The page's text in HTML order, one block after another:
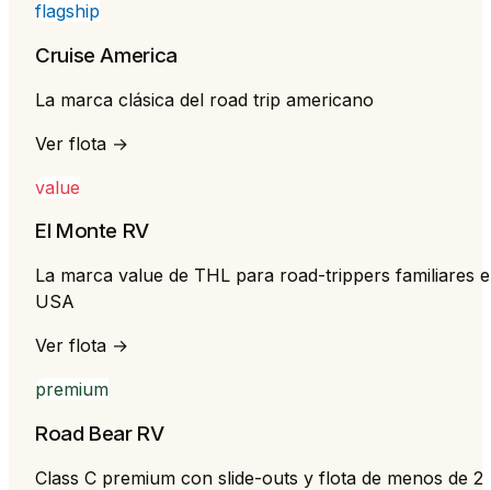
flagship
Cruise America
La marca clásica del road trip americano
Ver flota →
value
El Monte RV
La marca value de THL para road-trippers familiares
USA
Ver flota →
premium
Road Bear RV
Class C premium con slide-outs y flota de menos de 2